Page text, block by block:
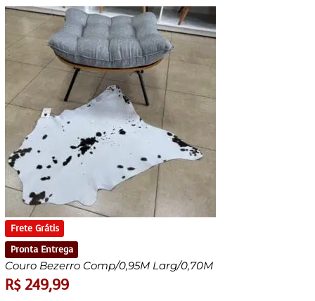
Frete Grátis
Pronta Entrega
Couro Bezerro Comp/0,95M Larg/0,70M
R$249,99